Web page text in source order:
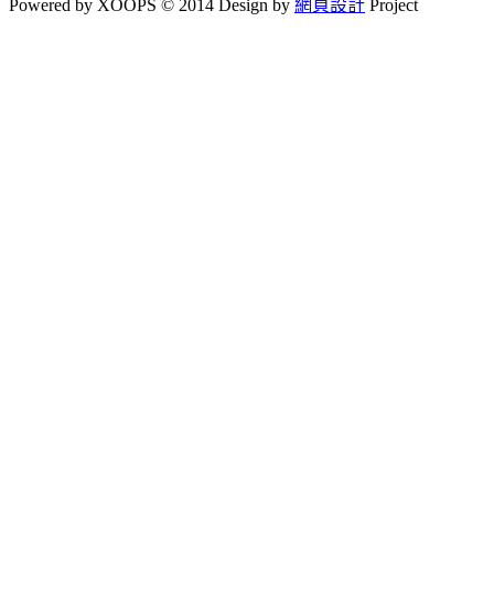
Powered by XOOPS © 2014 Design by 網頁設計 Project